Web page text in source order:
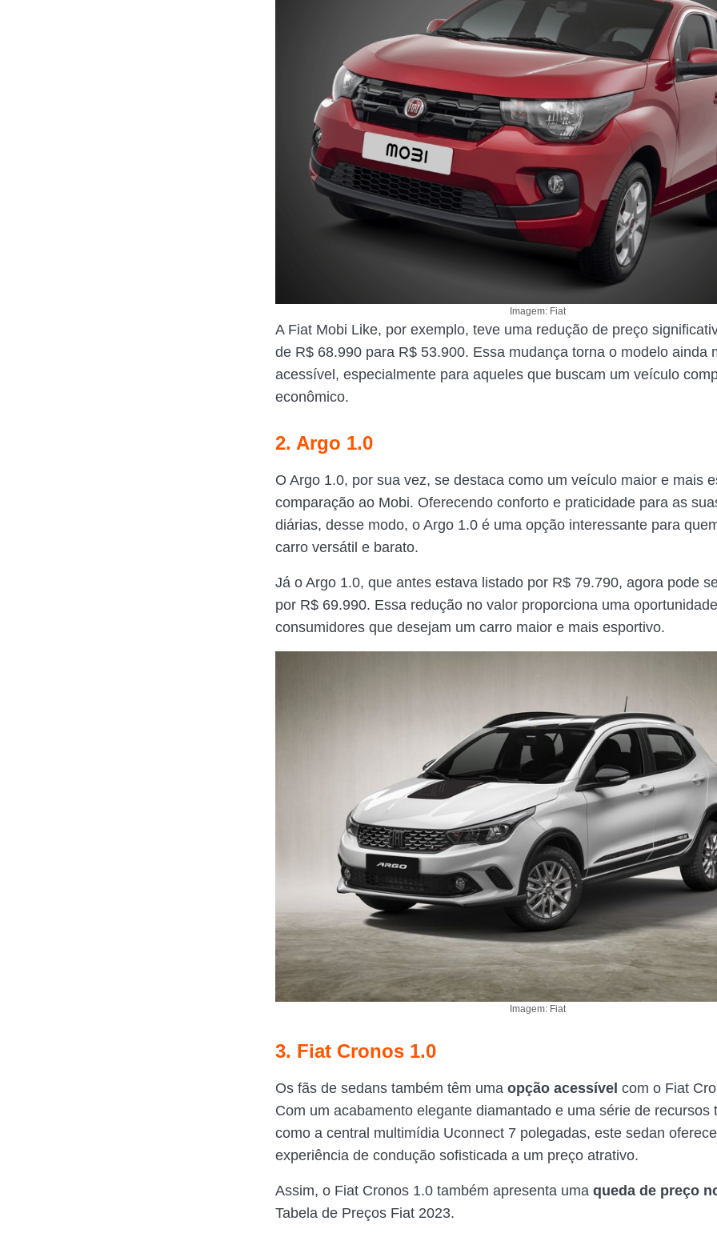
Imagem: Fiat
A Fiat Mobi Like, por exemplo, teve uma redução de preço
de R$ 68.990 para R$ 53.900. Essa mudança torna o modelo ainda
acessível, especialmente para aqueles que buscam um veículo
econômico.
2. Argo 1.0
O Argo 1.0, por sua vez, se destaca como um veículo maior e mais
comparação ao Mobi. Oferecendo conforto e praticidade para as
diárias, desse modo, o Argo 1.0 é uma opção interessante para
carro versátil e barato.
Já o Argo 1.0, que antes estava listado por R$ 79.790, agora pode
por R$ 69.990. Essa redução no valor proporciona uma
consumidores que desejam um carro maior e mais esportivo.
Imagem: Fiat
3. Fiat Cronos 1.0
Os fãs de sedans também têm uma opção acessível com o Fiat
Com um acabamento elegante diamantado e uma série de recursos
como a central multimídia Uconnect 7 polegadas, este sedan
experiência de condução sofisticada a um preço atrativo.
Assim, o Fiat Cronos 1.0 também apresenta uma queda de preço
Tabela de Preços Fiat 2023.